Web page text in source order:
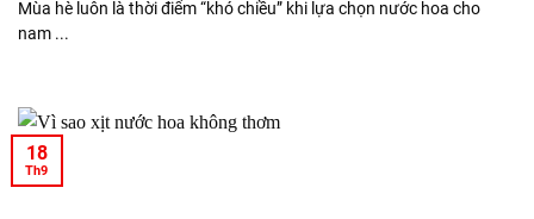
Mùa hè luôn là thời điểm “khó chiều” khi lựa chọn nước hoa cho
nam ...
18
Th9